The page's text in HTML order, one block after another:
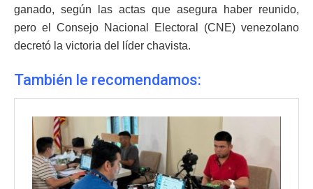
ganado, según las actas que asegura haber reunido,
pero el Consejo Nacional Electoral (CNE) venezolano
decretó la victoria del líder chavista.
También le recomendamos: